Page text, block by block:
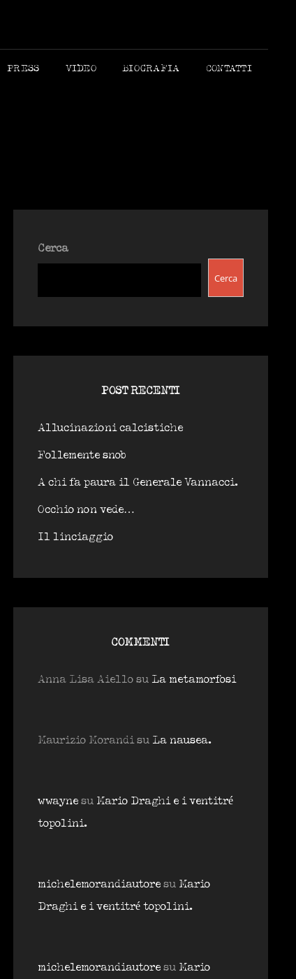
PRESS VIDEO BIOGRAFIA CONTATTI
Cerca
Cerca
POST RECENTI
Allucinazioni calcistiche
Follemente snob
A chi fa paura il Generale Vannacci.
Occhio non vede…
Il linciaggio
COMMENTI
Anna Lisa Aiellosu La metamorfosi
Maurizio Morandisu La nausea.
wwaynesu Mario Draghi e i ventitré
topolini.
michelemorandiautoresu Mario
Draghi e i ventitré topolini.
michelemorandiautoresu Mario